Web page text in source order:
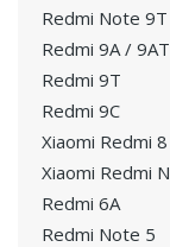
Redmi Note 9T
Redmi 9A / 9AT
Redmi 9T
Redmi 9C
Xiaomi Redmi
Xiaomi Redmi
Redmi 6A
Redmi Note 5